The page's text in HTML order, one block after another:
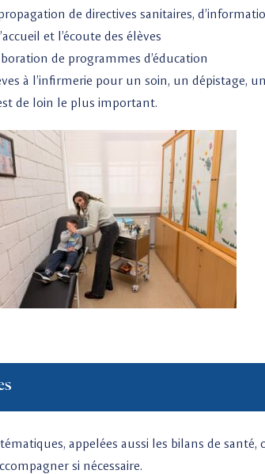
de directives sanitaires,
et l’écoute des élèves
de programmes d’éducation
à l’infirmerie pour un soin, un dépistage,
de loin le plus important.
appelées aussi les bilans de
si nécessaire.